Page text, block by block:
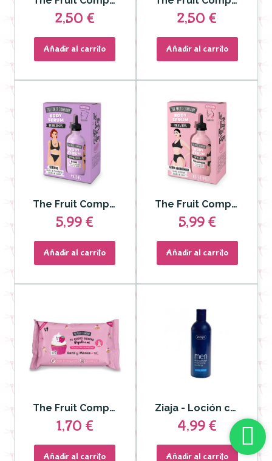
2,50 €
Añadir al carrito
2,50 €
Añadir al carrito
The Fruit Company - Body Serum Antiarrugas Moras 120 ml
5,99 €
Añadir al carrito
The Fruit Company - Body Serum Estrías Fresa Nata 120 ml
5,99 €
Añadir al carrito
The Fruit Company - Toallitas Húmedas Fresa Nata
1,70 €
Añadir al carrito
Ziaja - Loción corporal para hombre Men
4,99 €
Añadir al carrito